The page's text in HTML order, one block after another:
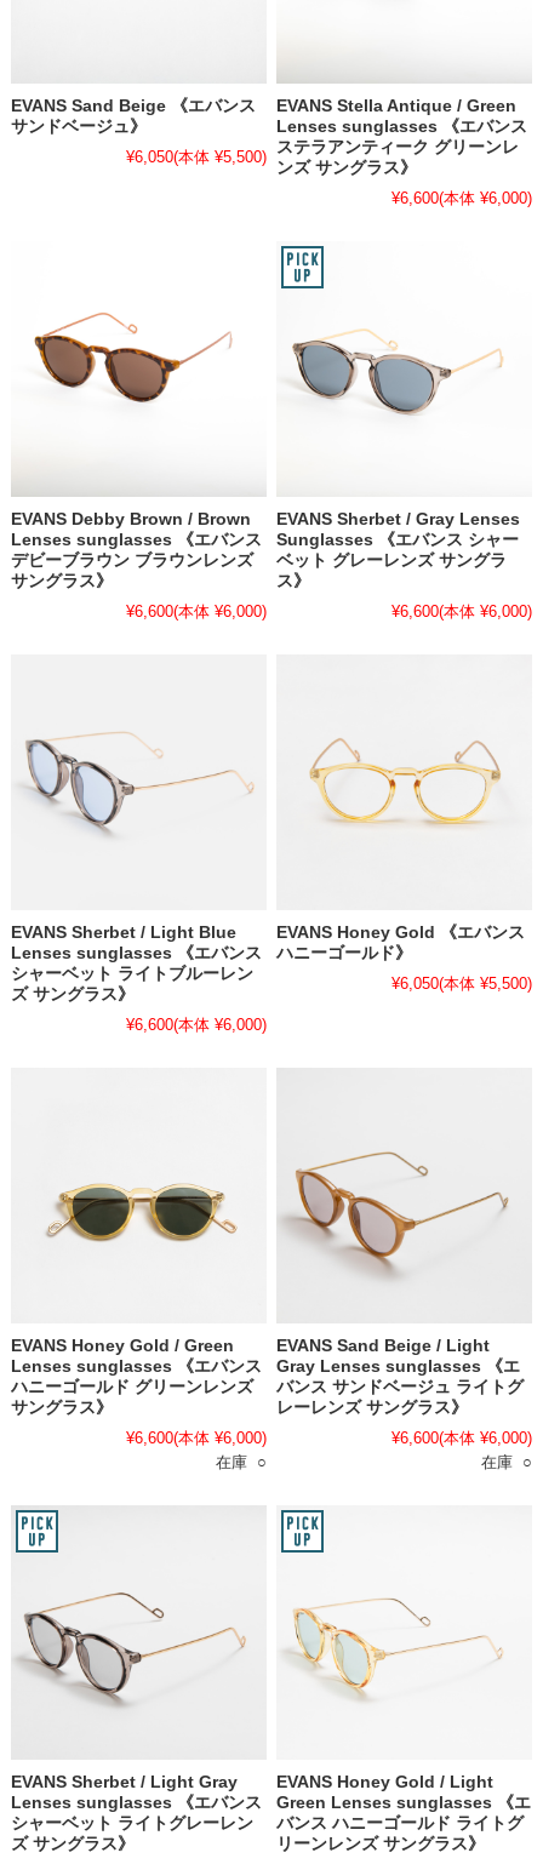
EVANS Sand Beige 《エバンス
サンドベージュ》
¥6,050(本体 ¥5,500)
EVANS Stella Antique / Green
Lenses sunglasses 《エバンス
ステラアンティーク グリーンレ
ンズ サングラス》
¥6,600(本体 ¥6,000)
EVANS Debby Brown / Brown
Lenses sunglasses 《エバンス
デビーブラウン ブラウンレンズ
サングラス》
¥6,600(本体 ¥6,000)
EVANS Sherbet / Gray Lenses
Sunglasses 《エバンス シャー
ベット グレーレンズ サングラ
ス》
¥6,600(本体 ¥6,000)
EVANS Sherbet / Light Blue
Lenses sunglasses 《エバンス
シャーベット ライトブルーレン
ズ サングラス》
¥6,600(本体 ¥6,000)
EVANS Honey Gold 《エバンス
ハニーゴールド》
¥6,050(本体 ¥5,500)
EVANS Honey Gold / Green
Lenses sunglasses 《エバンス
ハニーゴールド グリーンレンズ
サングラス》
¥6,600(本体 ¥6,000)
在庫 ○
EVANS Sand Beige / Light
Gray Lenses sunglasses 《エ
バンス サンドベージュ ライトグ
レーレンズ サングラス》
¥6,600(本体 ¥6,000)
在庫 ○
EVANS Sherbet / Light Gray
Lenses sunglasses 《エバンス
シャーベット ライトグレーレン
ズ サングラス》
EVANS Honey Gold / Light
Green Lenses sunglasses 《エ
バンス ハニーゴールド ライトグ
リーンレンズ サングラス》